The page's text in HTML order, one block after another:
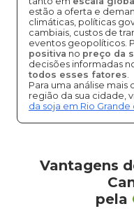
estão a oferta e
climáticas, políticas
cambiais, custos de
eventos geopolíticos.
positiva no preço da
decisões informadas
todos esses fatores.
Para uma análise mais
região da sua cidade,
da soja em Rio Grande
Vantagens
pela